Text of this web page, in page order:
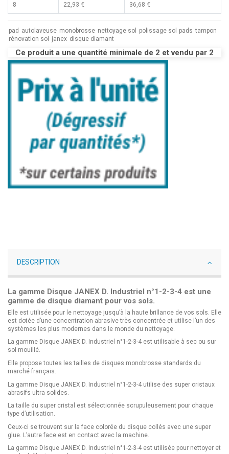
8 22,93 € 36,68 €
pad autolaveuse monobrosse nettoyage sol polissage sol pads tampon
rénovation sol
janex disque diamant
Ce produit a une quantité minimale de 2 et vendu par 2
DESCRIPTION
La gamme Disque JANEX D. Industriel n°1-2-3-4 est une
gamme de disque diamant pour vos sols.
Elle est utilisée pour le nettoyage jusqu’à la haute brillance de vos sols. Elle
est dotée d’une concentration abrasive très concentrée et utilise l’un des
systèmes les plus modernes dans le monde du nettoyage.
La gamme Disque JANEX D. Industriel n°1-2-3-4 est utilisable à sec ou sur
sol mouillé.
Elle propose toutes les tailles de disques monobrosse standards du
marché français.
La gamme Disque JANEX D. Industriel n°1-2-3-4 utilise des super cristaux
abrasifs ultra solides.
La taille du super cristal est sélectionnée scrupuleusement pour chaque
type d’utilisation.
Ceux-ci se trouvent sur la face colorée du disque collés avec une super
glue. L’autre face est en contact avec la machine.
La gamme Disque JANEX D. Industriel n°1-2-3-4 est utilisée pour nettoyer et